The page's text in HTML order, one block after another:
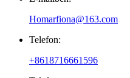
Homarfiona@163.com
Telefon:
+8618716661596